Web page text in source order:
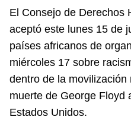
El Consejo de Derechos
aceptó este lunes 15 de
países africanos de
miércoles 17 sobre
dentro de la
muerte de George Floyd
Estados Unidos.